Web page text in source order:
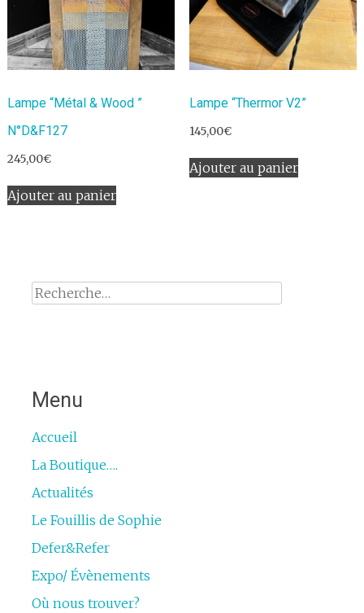
Lampe “Métal & Wood ”
N°D&F127
245,00€
Ajouter au panier
Lampe “Thermor V2”
145,00€
Ajouter au panier
Rechercher :
Menu
Accueil
La Boutique….
Actualités
Le Fouillis de Sophie
Defer&Refer
Expo/ Évènements
Où nous trouver?